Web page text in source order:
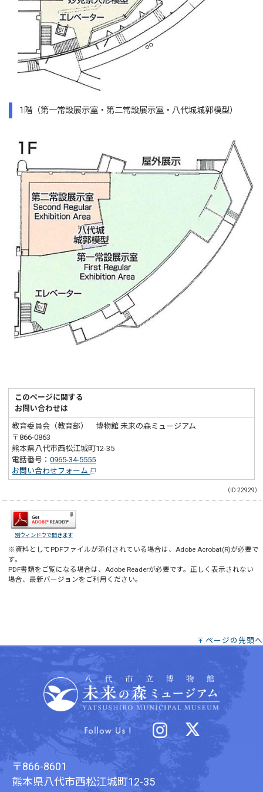
1階（第一常設展示室・第二常設展示室・八代城城郭模型）
このページに関する
お問い合わせは
教育委員会（教育部） 博物館 未来の森ミュージアム
〒866-0863
熊本県八代市西松江城町12-35
電話番号：0965-34-5555
お問い合わせフォーム
（ID:22929）
別ウィンドウで開きます
※資料としてPDFファイルが添付されている場合は、 Adobe Acrobat(R)が必要で
す。
PDF書類をご覧になる場合は、 Adobe Readerが必要です。正しく表示されない
場合、最新バージョンをご利用ください。
ページの先頭へ
〒866-8601
熊本県八代市西松江城町12-35